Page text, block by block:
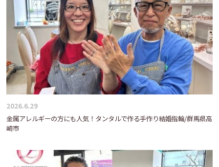
2026.6.29
金属アレルギーの方にも人気！タンタルで作る手作り結婚指輪/群馬県高
崎市